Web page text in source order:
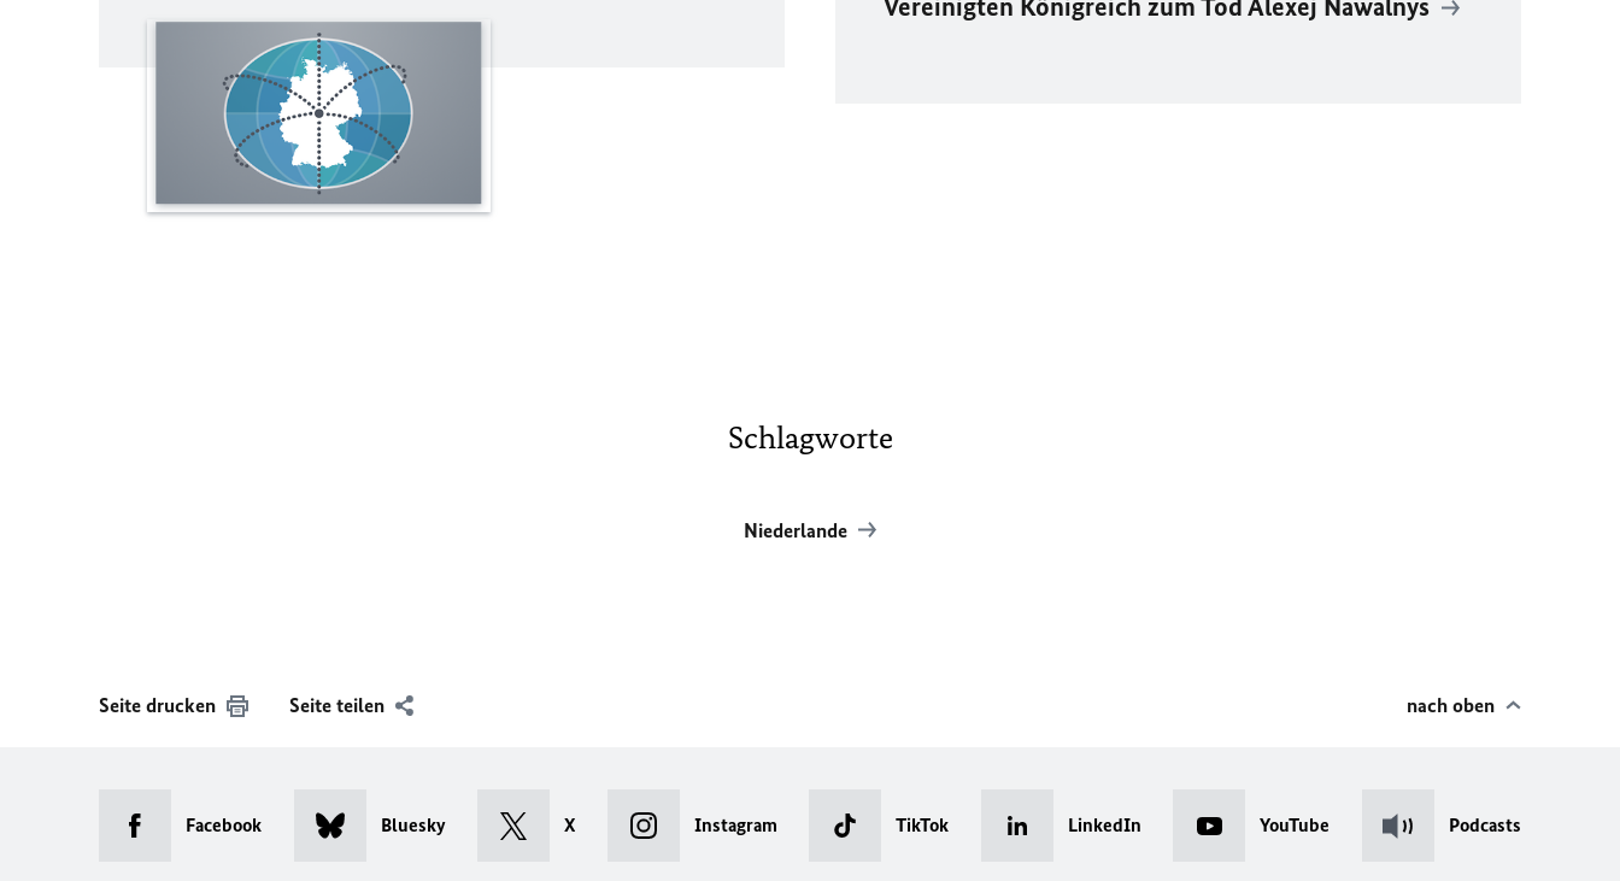
Vereinigten Königreich zum Tod Alexej Nawalnys
Schlagworte
Niederlande
Seite drucken Seite teilen nach oben
Facebook Bluesky X Instagram TikTok LinkedIn YouTube Podcasts